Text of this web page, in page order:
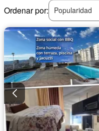
Ordenar por:
Popularidad